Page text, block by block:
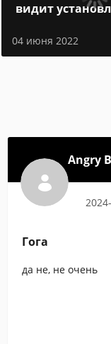
видит
04 июня 2022
Angry
Гога
да не, не очень